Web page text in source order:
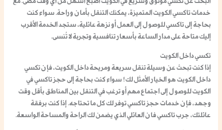
خدمات تاكسي الكويت المتميزة، يمكنك التنقل بأمان وراحة. سواء كنت
بحاجة إلى تاكسي للوصول إلى العمل أو نزهة عائلية، ستجد الخدمة الأقرب
إليك متاحة على مدار الساعة بأسعار تنافسية وتجربة لا تُنسى.
تكسي داخل الكويت
إذا كنت تبحث عن وسيلة تنقل سريعة ومريحة داخل الكويت، فإنتكسي
داخل الكويت هو الخيار الأمثل لك! سواء كنت بحاجة إلى حجز تاكسي في
الكويتللوصول إلى اجتماع مهم أو ترغب في التنقل بين المناطق بأقل وقت
وجهد، فإن خدمات حجز تاكسيتوفر لك كل ما تحتاجه. إذا كنت برفقة
عائلتك، جربتاكسي فان العائلي الذي يضمن لك الراحة والمساحة الواسعة.